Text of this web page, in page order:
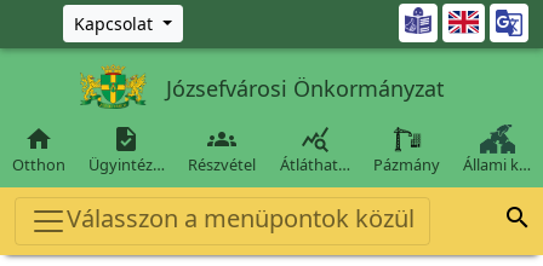
Ugrás a fő tartalomra
Kapcsolat 
Józsefvárosi Önkormányzat

Otthon

Ügyintéz…

Részvétel

Átláthat… Pázmány Állami k…
Válasszon a menüpontok közül 